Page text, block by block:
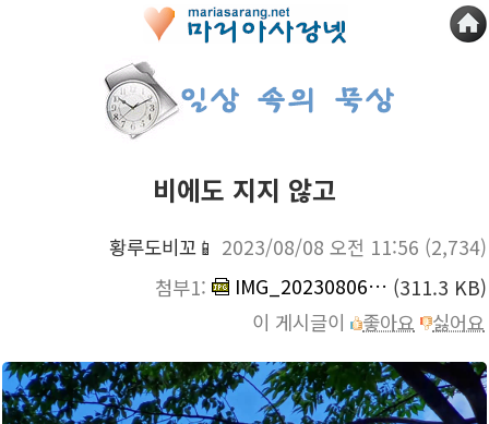
비에도 지지 않고
황루도비꼬📱 2023/08/08 오전 11:56 (2,734)
첨부1:
IMG_20230806_015804_916.jpg (311.3 KB)
이 게시글이
좋아요 싫어요